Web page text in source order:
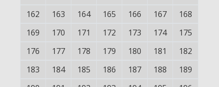
162
163 164 165 166 167
168
169
170 171 172 173 174
175
176
177 178 179 180 181
182
183
184 185 186 187 188
189